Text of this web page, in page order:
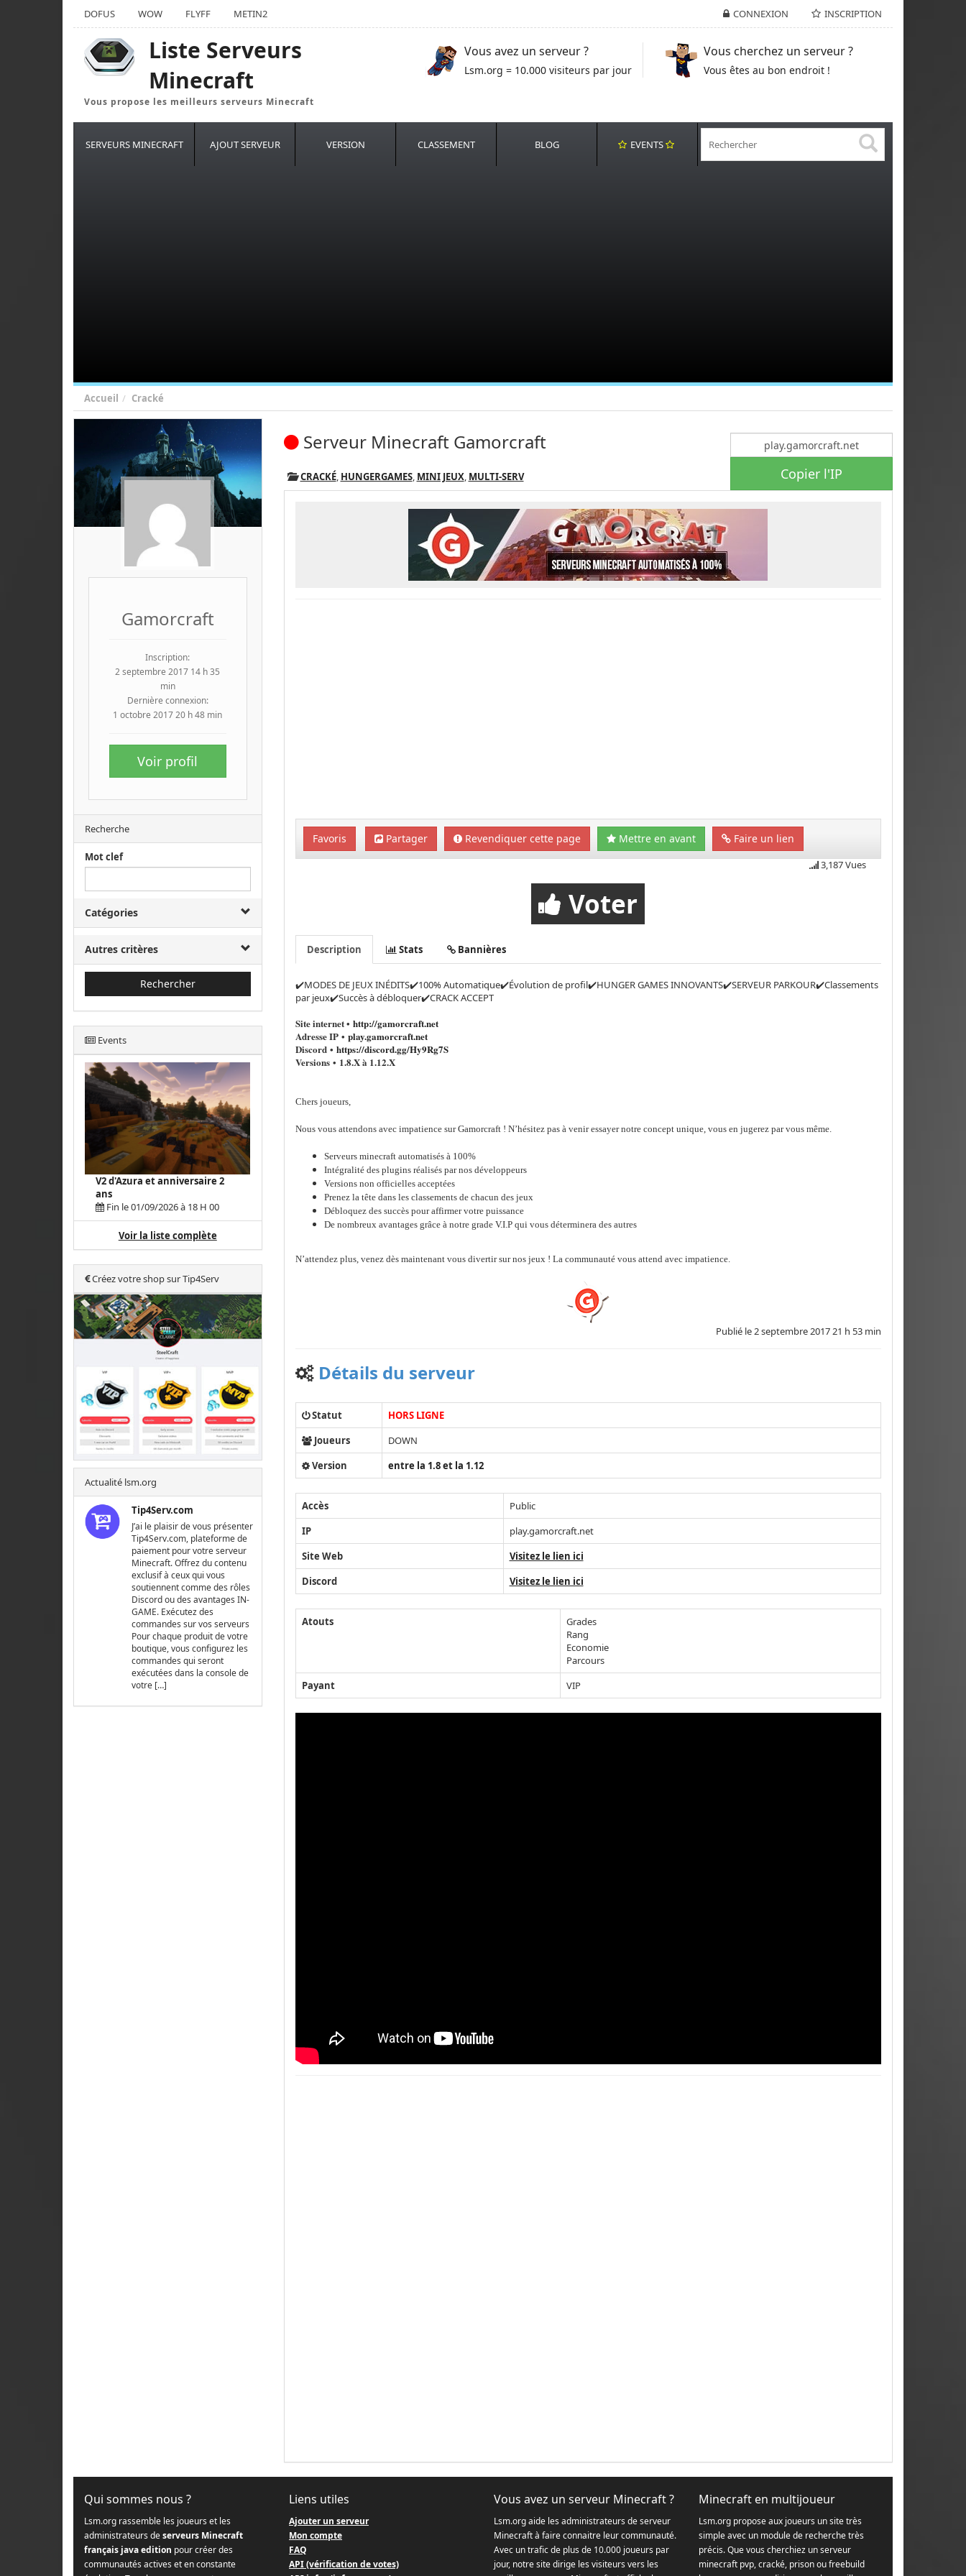
CONNEXION INSCRIPTION
DOFUS WOW FLYFF METIN2
Liste Serveurs
Minecraft
Vous propose les meilleurs serveurs Minecraft
Vous avez un serveur ?
Lsm.org = 10.000 visiteurs par jour
Vous cherchez un serveur ?
Vous êtes au bon endroit !
SERVEURS MINECRAFT AJOUT SERVEUR VERSION CLASSEMENT BLOG EVENTS
Accueil Cracké
Gamorcraft
Inscription:
2 septembre 2017 14 h 35
min
Dernière connexion:
1 octobre 2017 20 h 48 min
Voir profil
Recherche
Mot clef
Catégories
Autres critères
Rechercher
Events
V2 d'Azura et anniversaire 2
ans
Fin le 01/09/2026 à 18 H 00
Voir la liste complète
Créez votre shop sur Tip4Serv
Actualité lsm.org
Tip4Serv.com
J’ai le plaisir de vous présenter
Tip4Serv.com, plateforme de
paiement pour votre serveur
Minecraft. Offrez du contenu
exclusif à ceux qui vous
soutiennent comme des rôles
Discord ou des avantages IN-
GAME. Exécutez des
commandes sur vos serveurs
Pour chaque produit de votre
boutique, vous configurez les
commandes qui seront
exécutées dans la console de
votre […]
Copier l'IP
Serveur Minecraft Gamorcraft
CRACKÉ, HUNGERGAMES, MINI JEUX, MULTI-SERV
Favoris Partager Revendiquer cette page Mettre en avant Faire un lien
3,187 Vues
Voter
Description Stats Bannières
✔️MODES DE JEUX INÉDITS✔️100% Automatique✔️Évolution de profil✔️HUNGER GAMES INNOVANTS✔️SERVEUR PARKOUR✔️Classements
par jeux✔️Succès à débloquer✔️CRACK ACCEPT
Site internet • http://gamorcraft.net
Adresse IP • play.gamorcraft.net
Discord • https://discord.gg/Hy9Rg7S
Versions • 1.8.X à 1.12.X
Chers joueurs,
Nous vous attendons avec impatience sur Gamorcraft ! N’hésitez pas à venir essayer notre concept unique, vous en jugerez par vous même.
Serveurs minecraft automatisés à 100%
Intégralité des plugins réalisés par nos développeurs
Versions non officielles acceptées
Prenez la tête dans les classements de chacun des jeux
Débloquez des succès pour affirmer votre puissance
De nombreux avantages grâce à notre grade V.I.P qui vous déterminera des autres
N’attendez plus, venez dès maintenant vous divertir sur nos jeux ! La communauté vous attend avec impatience.
Publié le2 septembre 2017 21 h 53 min
Détails du serveur
Statut
HORS LIGNE
Joueurs
DOWN
Version
entre la 1.8 et la 1.12
Accès
Public
IP
play.gamorcraft.net
Site Web
Visitez le lien ici
Discord
Visitez le lien ici
Atouts
Grades
Rang
Economie
Parcours
Payant
VIP
Qui sommes nous ?
Lsm.org rassemble les joueurs et les
administrateurs deserveurs Minecraft
français java edition pour créer des
communautés actives et en constante
Liens utiles
Ajouter un serveur
Mon compte
FAQ
API (vérification de votes)
Vous avez un serveur Minecraft ?
Lsm.org aide les administrateurs de serveur
Minecraft à faire connaitre leur communauté.
Avec un trafic de plus de 10.000 joueurs par
jour, notre site dirige les visiteurs vers les
Minecraft en multijoueur
Lsm.org propose aux joueurs un site très
simple avec un module de recherche très
précis. Que vous cherchiez un serveur
minecraft pvp, cracké, prison ou freebuild